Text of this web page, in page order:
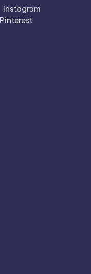
Instagram
Pinterest